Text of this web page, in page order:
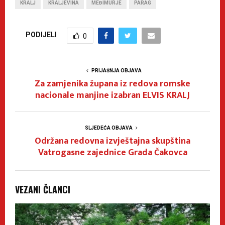
KRALJ KRALJEVINA MEĐIMURJE PARAG
PODIJELI 0
PRIJAŠNJA OBJAVA
Za zamjenika župana iz redova romske
nacionale manjine izabran ELVIS KRALJ
SLJEDEĆA OBJAVA
Održana redovna izvještajna skupština
Vatrogasne zajednice Grada Čakovca
VEZANI ČLANCI